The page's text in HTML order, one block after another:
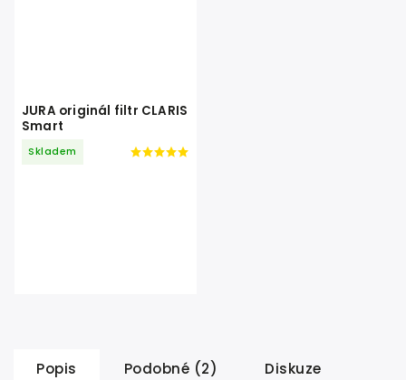
JURA originál filtr CLARIS
Smart
Skladem
Popis Podobné (2) Diskuze